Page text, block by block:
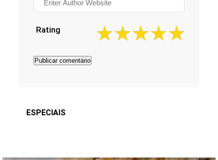
Rating
ESPECIAIS